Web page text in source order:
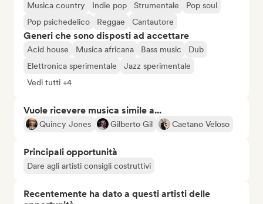
Musica country
Indie pop Strumentale
Pop soul
Pop psichedelico
Reggae Cantautore
Generi che sono disposti ad accettare
Acid house Musica africana Bass music
Dub
Elettronica sperimentale
Jazz sperimentale
Vedi tutti +4
Vuole ricevere musica simile a...
Quincy Jones Gilberto Gil Caetano Veloso
Principali opportunità
Dare agli artisti consigli costruttivi
Recentemente ha dato a questi artisti delle